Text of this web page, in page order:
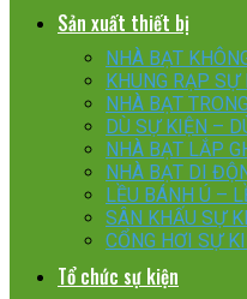
Sản xuất thiết bị
NHÀ BẠT
KHUNG RẠP SỰ
NHÀ BẠT
DÙ SỰ KIỆN –
NHÀ BẠT LẮP
NHÀ BẠT DI
LỀU BÁNH Ú –
SÂN KHẤU SỰ
CỔNG HƠI SỰ
Tổ chức sự kiện